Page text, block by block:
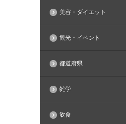
美容・ダイエット
観光・イベント
都道府県
雑学
飲食